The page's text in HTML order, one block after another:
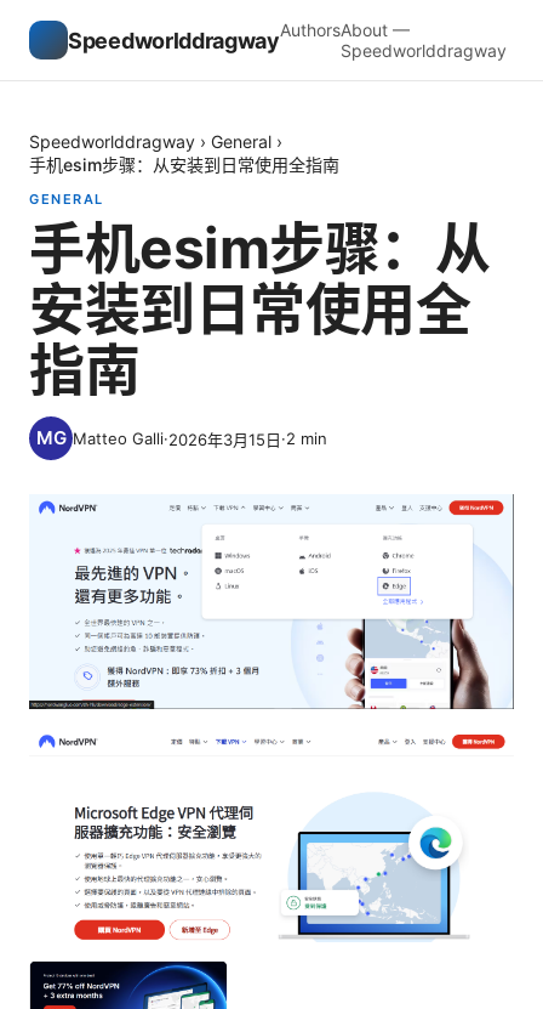
SpeedworlddragwayAuthorsAbout —
Speedworlddragway
Speedworlddragway › General ›
手机esim步骤：从安装到日常使用全指南
GENERAL
手机esim步骤：从
安装到日常使用全
指南
Matteo Galli·2026年3月15日·2 min